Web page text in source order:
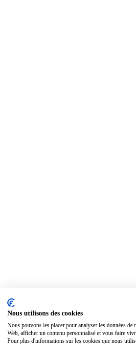
Nous utilisons des cookies
Nous pouvons les placer pour analyser les données de
Web, afficher un contenu personnalisé et vous faire
Pour plus d'informations sur les cookies que nous